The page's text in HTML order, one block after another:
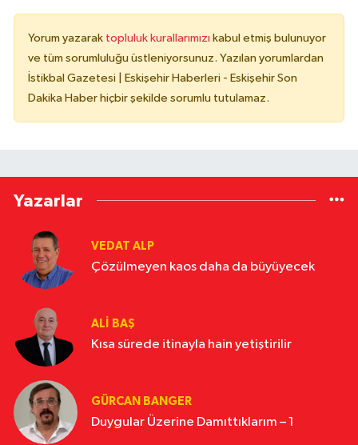
Yorum yazarak topluluk kurallarımızı kabul etmiş bulunuyor
ve tüm sorumluluğu üstleniyorsunuz. Yazılan yorumlardan
İstikbal Gazetesi | Eskişehir Haberleri - Eskişehir Son
Dakika Haber hiçbir şekilde sorumlu tutulamaz.
Yazarlar
VEDAT ALP
Çözülmeyen kaos daha da büyüyecek
ALI BAŞ
Kısa sürede itinayla hain yetiştirilir
GÜRCAN BANGER
Duygular Üzerine Damıttıklarım – 1